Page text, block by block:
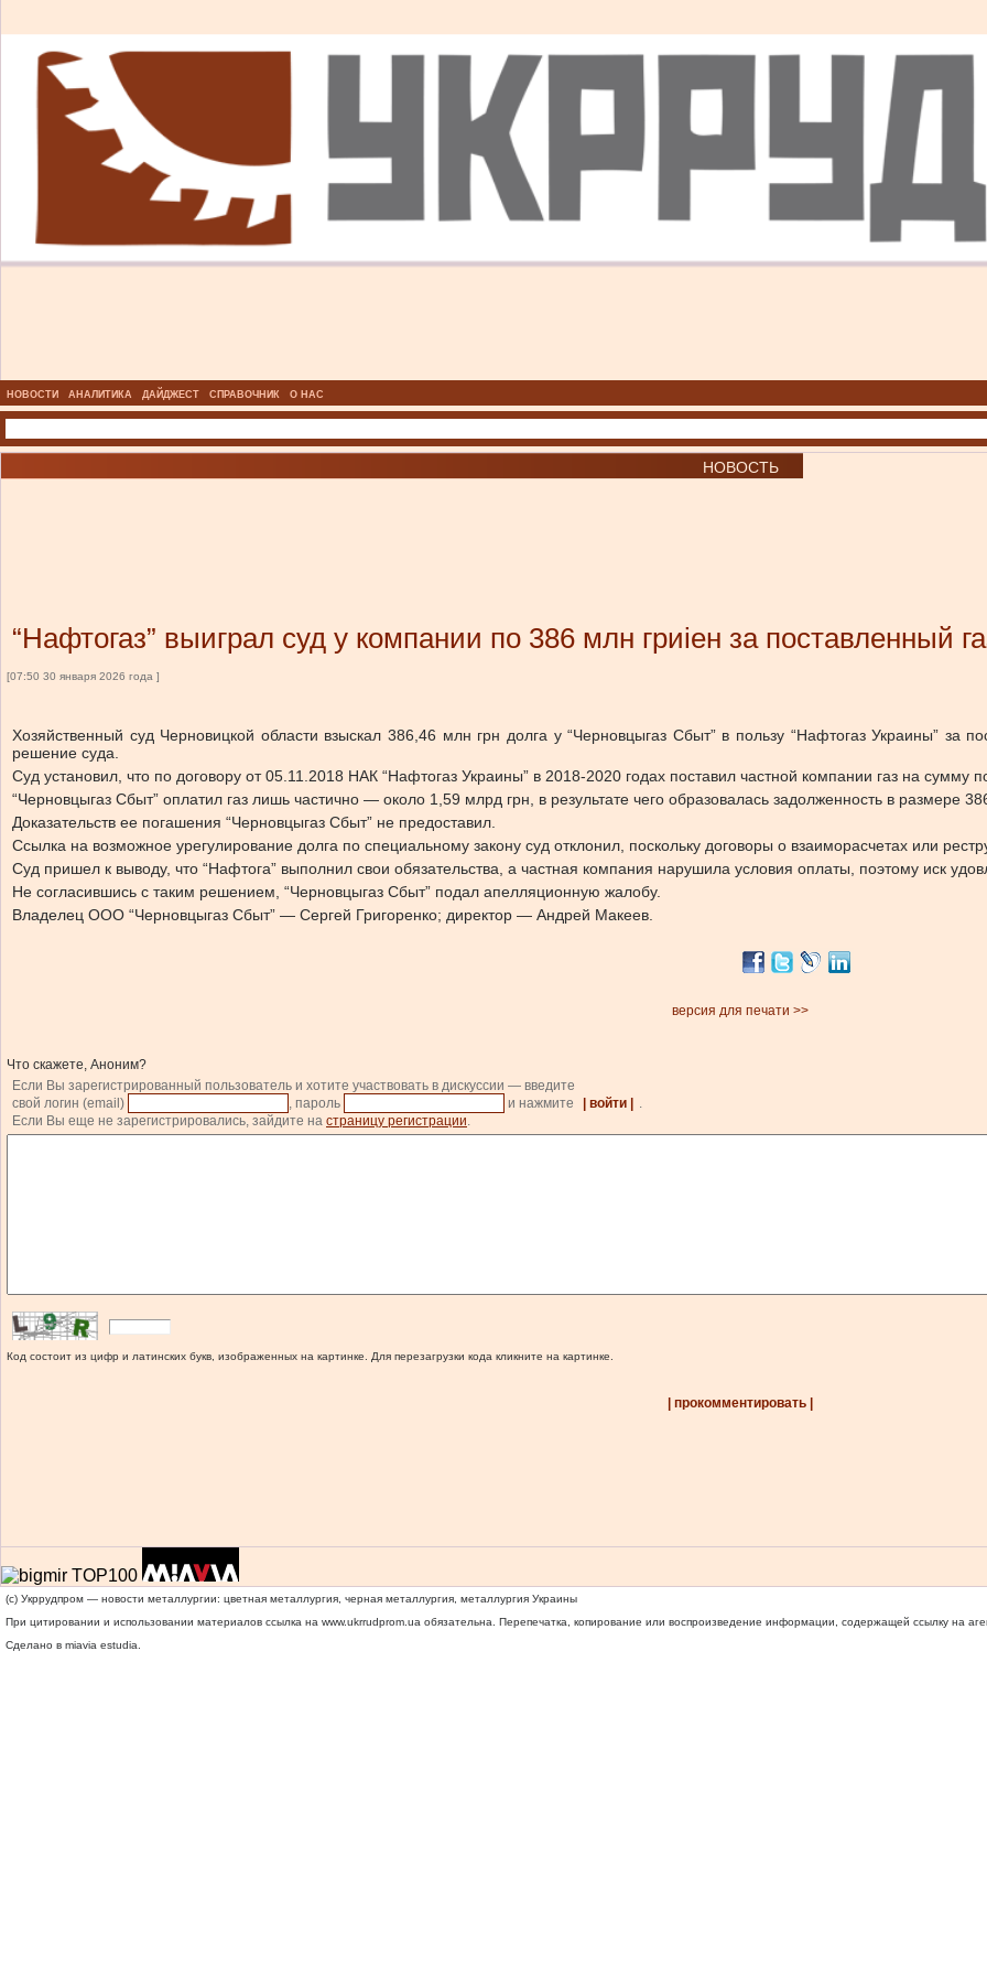
НОВОСТИ АНАЛИТИКА ДАЙДЖЕСТ СПРАВОЧНИК О НАС
НОВОСТЬ
“Нафтогаз” выиграл суд у компании по 386 млн гриіен за поставленный
[07:50 30 января 2026 года ]
Хозяйственный суд Черновицкой области взыскал 386,46 млн грн долга у “Черновцыгаз Сбыт” в пользу “Нафтогаз Украины” за
решение суда.
Суд установил, что по договору от 05.11.2018 НАК “Нафтогаз Украины” в 2018-2020 годах поставил частной компании газ на сумму
“Черновцыгаз Сбыт” оплатил газ лишь частично — около 1,59 млрд грн, в результате чего образовалась задолженность в размере
Доказательств ее погашения “Черновцыгаз Сбыт” не предоставил.
Ссылка на возможное урегулирование долга по специальному закону суд отклонил, поскольку договоры о взаиморасчетах или
Суд пришел к выводу, что “Нафтога” выполнил свои обязательства, а частная компания нарушила условия оплаты, поэтому иск
Не согласившись с таким решением, “Черновцыгаз Сбыт” подал апелляционную жалобу.
Владелец ООО “Черновцыгаз Сбыт” — Сергей Григоренко; директор — Андрей Макеев.
версия для печати >>
Что скажете, Аноним?
Если Вы зарегистрированный пользователь и хотите участвовать в дискуссии — введите
свой логин (email)
, пароль и нажмите | войти |
.
Если Вы еще не зарегистрировались, зайдите на страницу регистрации.
Код состоит из цифр и латинских букв, изображенных на картинке. Для перезагрузки кода кликните на картинке.
| прокомментировать |
(c) Укррудпром — новости металлургии: цветная металлургия, черная металлургия, металлургия Украины
При цитировании и использовании материалов ссылка на www.ukrrudprom.ua обязательна. Перепечатка, копирование или воспроизведение информации, содержащей ссылку на
Сделано в miavia estudia.